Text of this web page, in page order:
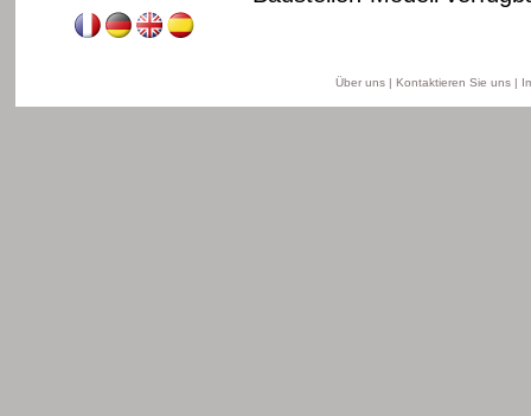
Weiterlesen
Über uns| Kontaktieren Sie uns|